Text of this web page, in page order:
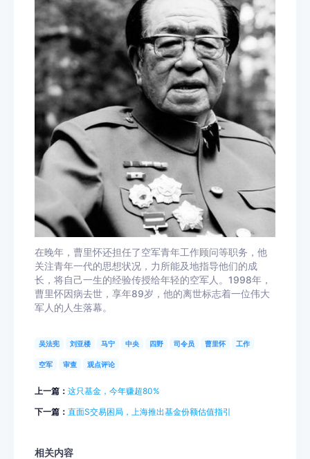
在晚年，曹里怀还担任了空军青年工作顾问等职务，他
关注青年一代的思想状况，力所能及地指导他们的成
长，将自己一生的经验传授给年轻的空军人。1998年，
曹里怀因病去世，享年89岁，他的离世标志着一位伟大
军人的人生落幕。
吴法宪 刘亚楼 马宁 中央 四野 司令员 曹里怀 工作
空军 审查 观点评论
上一篇： 这只基金，今年赚超80%
下一篇： 直面S交易困局，上海推出基金份额估值指引
相关内容